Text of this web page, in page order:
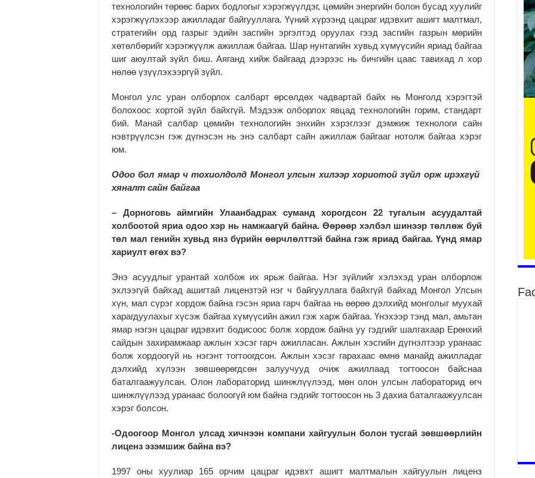
технологийн төрөөс барих бодлогыг хэрэгжүүлдэг, цөмийн энергийн болон бусад хуулийг
хэрэгжүүлэхээр ажилладаг байгууллага. Үүний хүрээнд цацраг идэвхит ашигт малтмал,
стратегийн орд газрыг эдийн засгийн эргэлтэд оруулах гээд засгийн газрын мөрийн
хөтөлбөрийг хэрэгжүүлж ажиллаж байгаа. Шар нунтагийн хувьд хүмүүсийн яриад байгаа
шиг аюултай зүйл биш. Аяганд хийж байгаад дээрээс нь бичгийн цаас тавихад л хор
нөлөө үзүүлэхээргүй зүйл.
Монгол улс уран олборлох салбарт өрсөлдөх чадвартай байх нь Монголд хэрэгтэй
болохоос хортой зүйл байхгүй. Мэдээж олборлох явцад технологийн горим, стандарт
бий. Манай салбар цөмийн технологийн энхийн хэрэглээг дэмжиж технологи сайн
нэвтрүүлсэн гэж дүгнэсэн нь энэ салбарт сайн ажиллаж байгааг нотолж байгаа хэрэг
юм.
Одоо бол ямар ч тохиолдолд Монгол улсын хилээр хориотой зүйл орж ирэхгүй
хяналт сайн байгаа
– Дорноговь аймгийн Улаанбадрах суманд хорогдсон 22 тугалын асуудалтай
холбоотой яриа одоо хэр нь намжаагүй байна. Өөрөөр хэлбэл шинээр төллөж буй
төл мал генийн хувьд янз бүрийн өөрчлөлттэй байна гэж яриад байгаа. Үүнд ямар
хариулт өгөх вэ?
Энэ асуудлыг урантай холбож их ярьж байгаа. Нэг зүйлийг хэлэхэд уран олборлож
эхлээгүй байхад ашигтай лицензтэй нэг ч байгууллага байхгүй байхад Монгол Улсын
хүн, мал сүрэг хордож байна гэсэн яриа гарч байгаа нь өөрөө дэлхийд монголыг муухай
харагдуулахыг хүсэж байгаа хүмүүсийн ажил гэж харж байгаа. Үнэхээр тэнд мал, амьтан
ямар нэгэн цацраг идэвхит бодисоос болж хордож байна уу гэдгийг шалгахаар Ерөнхий
сайдын захирамжаар ажлын хэсэг гарч ажилласан. Ажлын хэсгийн дүгнэлтээр уранаас
болж хордоогүй нь нэгэнт тогтоогдсон. Ажлын хэсэг гарахаас өмнө манайд ажилладаг
дэлхийд хүлээн зөвшөөрөгдсөн залуучууд очиж ажиллаад тогтоосон байснаа
баталгаажуулсан. Олон лабораторид шинжлүүлээд, мөн олон улсын лабораторид өгч
шинжлүүлээд уранаас болоогүй юм байна гэдгийг тогтоосон нь 3 дахиа баталгаажуулсан
хэрэг болсон.
-Одоогоор Монгол улсад хичнээн компани хайгуулын болон тусгай зөвшөөрлийн
лиценз эзэмшиж байна вэ?
1997 оны хуулиар 165 орчим цацраг идэвхт ашигт малтмалын хайгуулын лиценз